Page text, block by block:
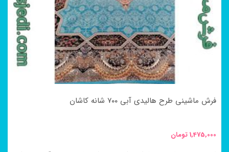
باشد.
گزینه
ها
صفحه
انتخاب
فرش ماشینی طرح هالیدی آبی ۷۰۰ شانه کاشان
1,475,000تومان